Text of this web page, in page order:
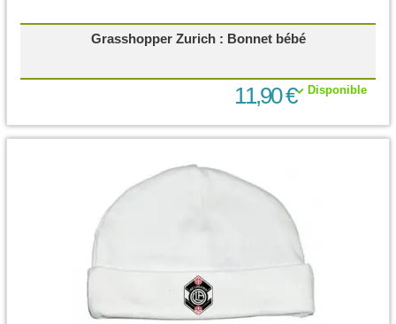
Grasshopper Zurich : Bonnet bébé
Disponible
11,90 €